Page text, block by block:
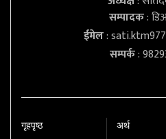
सम्पादक:
ईमेल:
सम्पर्क:
गृहपृष्‍ठ अर्थ